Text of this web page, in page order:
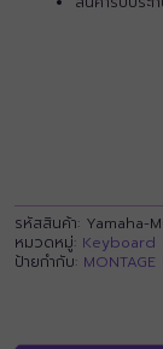
รหัสสินค้า: Yamaha-
หมวดหมู่: Keyboard
ป้ายกำกับ: